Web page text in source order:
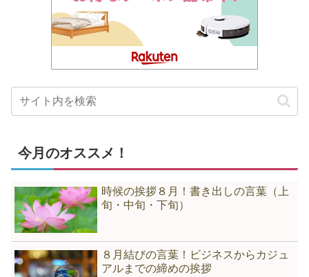
今月のオススメ！
時候の挨拶８月！書き出しの言葉（上
旬・中旬・下旬）
８月結びの言葉！ビジネスからカジュ
アルまでの締めの挨拶